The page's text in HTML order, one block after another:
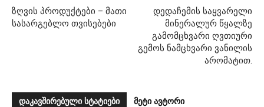
ზღვის პროდუქტები – მათი
სასარგებლო თვისებები
დედაჩემის საყვარელი
მინერალურ წყალზე
გამომცხვარი ღვთიური
გემოს ნამცხვარი ვანილის
არომატით.
დაკავშირებული სტატიები მეტი ავტორი